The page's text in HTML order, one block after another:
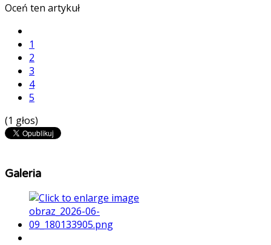
Oceń ten artykuł
1
2
3
4
5
(1 głos)
Galeria